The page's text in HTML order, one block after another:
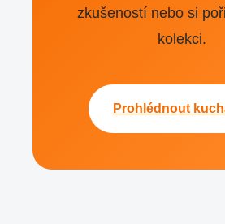
zkušeností nebo si
kolekci.
Prohlédnout